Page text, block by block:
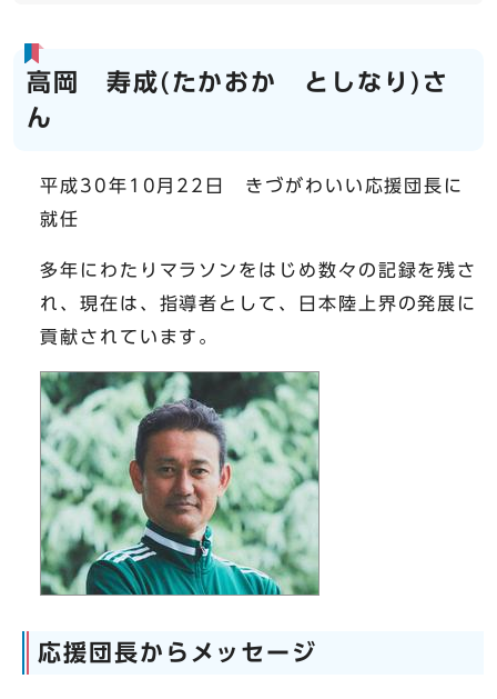
高岡 寿成(たかおか としなり)さ
ん
平成30年10月22日 きづがわいい応援団長に
就任
多年にわたりマラソンをはじめ数々の記録を残さ
れ、現在は、指導者として、日本陸上界の発展に
貢献されています。
応援団長からメッセージ